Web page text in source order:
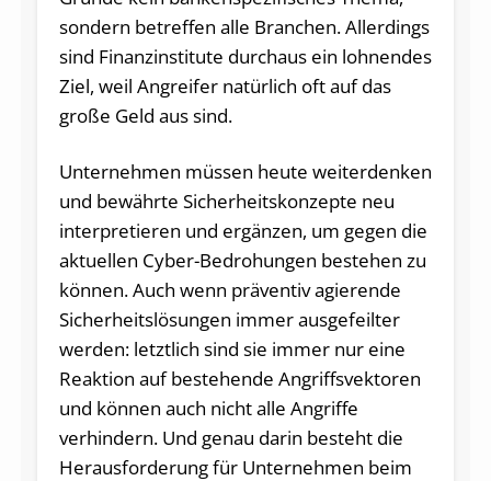
sondern betreffen alle Branchen. Allerdings
sind Finanzinstitute durchaus ein lohnendes
Ziel, weil Angreifer natürlich oft auf das
große Geld aus sind.
Unternehmen müssen heute weiterdenken
und bewährte Sicherheitskonzepte neu
interpretieren und ergänzen, um gegen die
aktuellen Cyber-Bedrohungen bestehen zu
können. Auch wenn präventiv agierende
Sicherheitslösungen immer ausgefeilter
werden: letztlich sind sie immer nur eine
Reaktion auf bestehende Angriffsvektoren
und können auch nicht alle Angriffe
verhindern. Und genau darin besteht die
Herausforderung für Unternehmen beim